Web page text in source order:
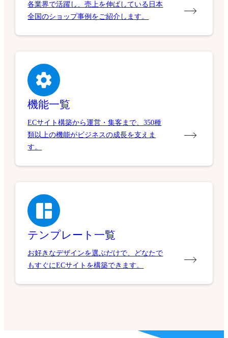
各業界で活躍し、売上を伸ばしている日本
全国のショップ事例をご紹介します。
機能一覧
ECサイト構築から運営・集客まで、350種
類以上の機能がビジネスの成長を支えま
す。
テンプレート一覧
お好きなデザインを選ぶだけで、どなたで
もすぐにECサイトを構築できます。